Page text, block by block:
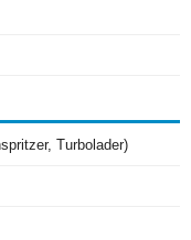
Turbolader)